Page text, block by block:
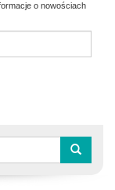
o nowościach